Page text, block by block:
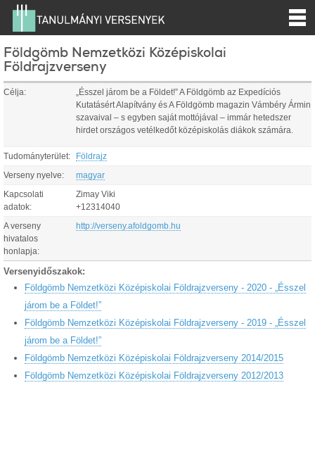
Földgömb Nemzetközi Középiskolai
Földrajzverseny
Célja:
„Ésszel járom be a Földet!” A Földgömb az Expedíciós
Kutatásért Alapítvány és A Földgömb magazin Vámbéry Ármin
szavaival – s egyben saját mottójával – immár hetedszer
hirdet országos vetélkedőt középiskolás diákok számára.
Tudományterület: Földrajz
Verseny nyelve: magyar
Kapcsolati
adatok:
Zimay Viki
+12314040
A verseny
hivatalos
honlapja:
http://verseny.afoldgomb.hu
Versenyidőszakok:
Földgömb Nemzetközi Középiskolai Földrajzverseny - 2020 - „Ésszel
járom be a Földet!”
Földgömb Nemzetközi Középiskolai Földrajzverseny - 2019 - „Ésszel
járom be a Földet!”
Földgömb Nemzetközi Középiskolai Földrajzverseny 2014/2015
Földgömb Nemzetközi Középiskolai Földrajzverseny 2012/2013